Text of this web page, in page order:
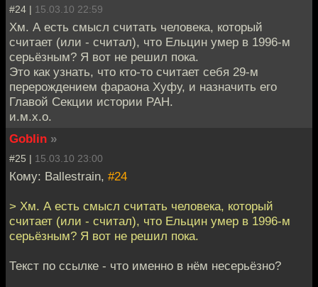
#24 | 15.03.10 22:59
Хм. А есть смысл считать человека, который
считает (или - считал), что Ельцин умер в 1996-м
серьёзным? Я вот не решил пока.
Это как узнать, что кто-то считает себя 29-м
перерождением фараона Хуфу, и назначить его
Главой Секции истории РАН.
и.м.х.о.
Goblin »
#25 | 15.03.10 23:00
Кому: Ballestrain, #24
> Хм. А есть смысл считать человека, который
считает (или - считал), что Ельцин умер в 1996-м
серьёзным? Я вот не решил пока.
Текст по ссылке - что именно в нём несерьёзно?